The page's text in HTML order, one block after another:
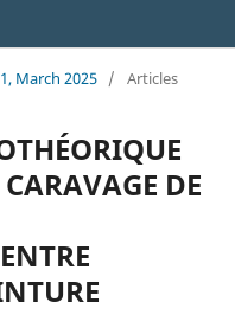
March 2025 / Articles
DE